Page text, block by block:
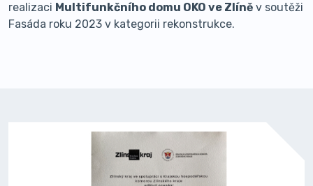
realizaci Multifunkčního domu OKO ve Zlíně v soutěži
Fasáda roku 2023 v kategorii rekonstrukce.